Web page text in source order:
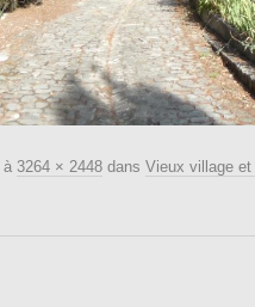
à 3264 × 2448 dans Vieux village et